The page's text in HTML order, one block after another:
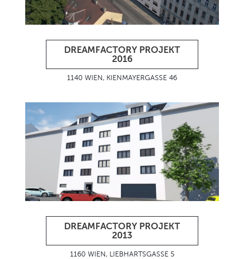
DREAMFACTORY PROJEKT
2016
1140 WIEN, KIENMAYERGASSE 46
DREAMFACTORY PROJEKT
2013
1160 WIEN, LIEBHARTSGASSE 5